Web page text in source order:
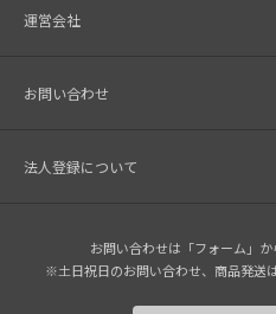
運営会社
お問い合わせ
法人登録について
お問い合わせは「フォーム」か
※土日祝日のお問い合わせ、商品発送